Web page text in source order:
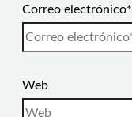
Correo electrónico*
Web